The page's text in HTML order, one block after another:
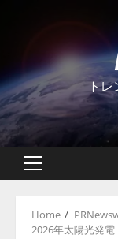
トレ
Primary
Home
2026年太陽光発電